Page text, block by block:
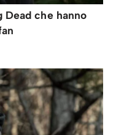
Dead che hanno